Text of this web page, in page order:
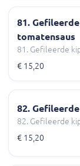
81.
tomatensaus
81. Gefileerde
€ 15,20
82.
82. Gefileerde
€ 15,20